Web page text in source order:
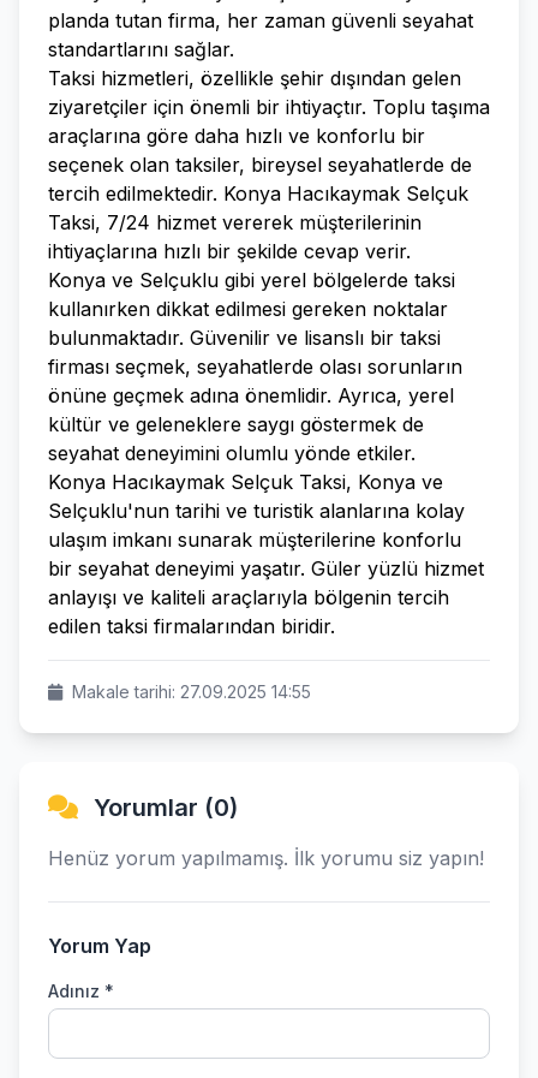
planda tutan firma, her zaman güvenli seyahat
standartlarını sağlar.
Taksi hizmetleri, özellikle şehir dışından gelen
ziyaretçiler için önemli bir ihtiyaçtır. Toplu taşıma
araçlarına göre daha hızlı ve konforlu bir
seçenek olan taksiler, bireysel seyahatlerde de
tercih edilmektedir. Konya Hacıkaymak Selçuk
Taksi, 7/24 hizmet vererek müşterilerinin
ihtiyaçlarına hızlı bir şekilde cevap verir.
Konya ve Selçuklu gibi yerel bölgelerde taksi
kullanırken dikkat edilmesi gereken noktalar
bulunmaktadır. Güvenilir ve lisanslı bir taksi
firması seçmek, seyahatlerde olası sorunların
önüne geçmek adına önemlidir. Ayrıca, yerel
kültür ve geleneklere saygı göstermek de
seyahat deneyimini olumlu yönde etkiler.
Konya Hacıkaymak Selçuk Taksi, Konya ve
Selçuklu'nun tarihi ve turistik alanlarına kolay
ulaşım imkanı sunarak müşterilerine konforlu
bir seyahat deneyimi yaşatır. Güler yüzlü hizmet
anlayışı ve kaliteli araçlarıyla bölgenin tercih
edilen taksi firmalarından biridir.
Makale tarihi: 27.09.2025 14:55
Yorumlar (0)
Henüz yorum yapılmamış. İlk yorumu siz yapın!
Yorum Yap
Adınız *